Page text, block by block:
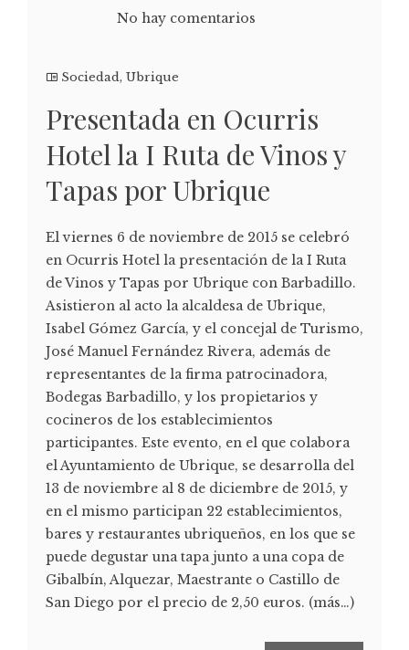
No hay comentarios
Sociedad, Ubrique
Presentada en Ocurris
Hotel la I Ruta de Vinos y
Tapas por Ubrique
El viernes 6 de noviembre de 2015 se celebró
en Ocurris Hotel la presentación de la I Ruta
de Vinos y Tapas por Ubrique con Barbadillo.
Asistieron al acto la alcaldesa de Ubrique,
Isabel Gómez García, y el concejal de Turismo,
José Manuel Fernández Rivera, además de
representantes de la firma patrocinadora,
Bodegas Barbadillo, y los propietarios y
cocineros de los establecimientos
participantes. Este evento, en el que colabora
el Ayuntamiento de Ubrique, se desarrolla del
13 de noviembre al 8 de diciembre de 2015, y
en el mismo participan 22 establecimientos,
bares y restaurantes ubriqueños, en los que se
puede degustar una tapa junto a una copa de
Gibalbín, Alquezar, Maestrante o Castillo de
San Diego por el precio de 2,50 euros. (más…)